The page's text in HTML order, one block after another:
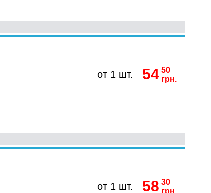
от 1 шт. 54 50
грн.
от 1 шт. 58 30
грн.